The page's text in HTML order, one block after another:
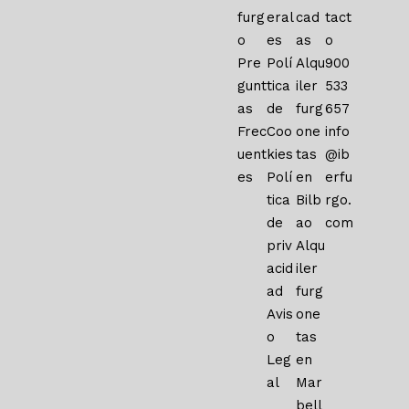
furg
o
Pre
gunt
as
Frec
uent
es
eral
es
Polí
tica
de
Coo
kies
Polí
tica
de
priv
acid
ad
Avis
o
Leg
al
cad
as
Alqu
iler
furg
one
tas
en
Bilb
ao
Alqu
iler
furg
one
tas
en
Mar
bell
tact
o
900
533
657
info
@ib
erfu
rgo.
com